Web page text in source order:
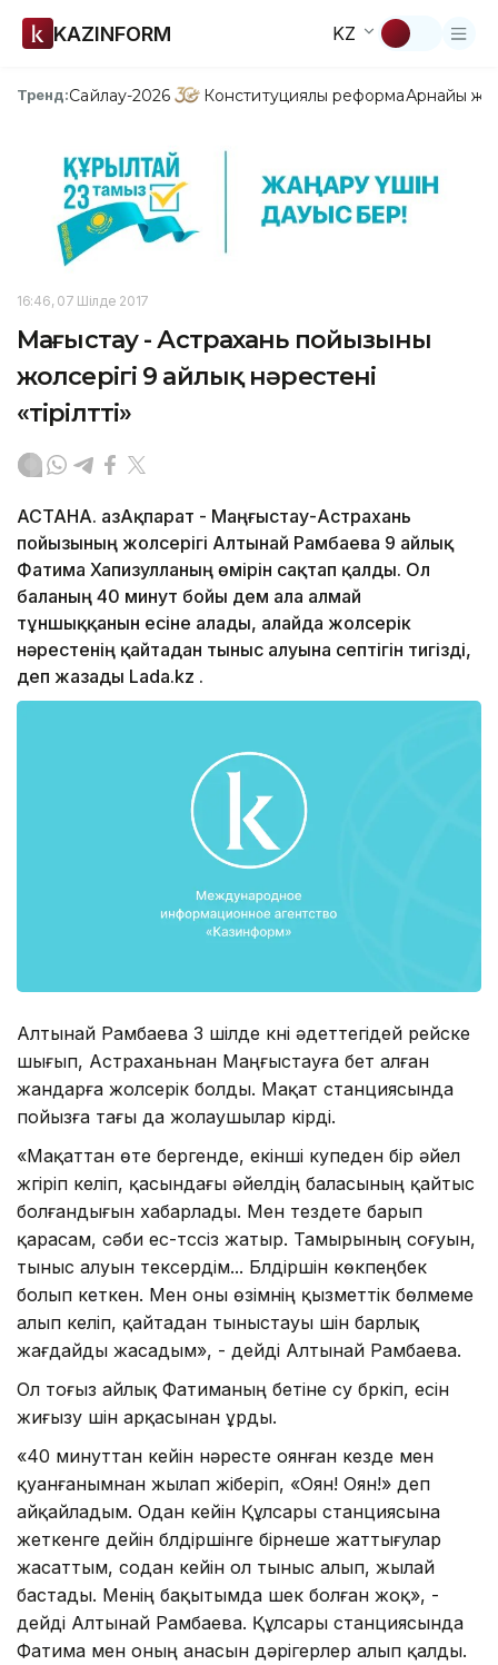
KAZINFORM KZ
Тренд:Сайлау-2026 Конституциялық реформаАрнайы
16:46, 07 Шілде 2017
Маңғыстау - Астрахань пойызының
жолсерігі 9 айлық нәрестені
«тірілтті»
АСТАНА. ҚазАқпарат - Маңғыстау-Астрахань
пойызының жолсерігі Алтынай Рамбаева 9 айлық
Фатима Хапизулланың өмірін сақтап қалды. Ол
баланың 40 минут бойы дем ала алмай
тұншыққанын есіне алады, алайда жолсерік
нәрестенің қайтадан тыныс алуына септігін тигізді,
деп жазады Lada.kz .
Алтынай Рамбаева 3 шілде күні әдеттегідей рейске
шығып, Астраханьнан Маңғыстауға бет алған
жандарға жолсерік болды. Мақат станциясында
пойызға тағы да жолаушылар кірді.
«Мақаттан өте бергенде, екінші купеден бір әйел
жүгіріп келіп, қасындағы әйелдің баласының қайтыс
болғандығын хабарлады. Мен тездете барып
қарасам, сәби ес-түссіз жатыр. Тамырының соғуын,
тыныс алуын тексердім... Бүлдіршін көкпеңбек
болып кеткен. Мен оны өзімнің қызметтік бөлмеме
алып келіп, қайтадан тыныстауы үшін барлық
жағдайды жасадым», - дейді Алтынай Рамбаева.
Ол тоғыз айлық Фатиманың бетіне су бүркіп, есін
жиғызу үшін арқасынан ұрды.
«40 минуттан кейін нәресте оянған кезде мен
қуанғанымнан жылап жіберіп, «Оян! Оян!» деп
айқайладым. Одан кейін Құлсары станциясына
жеткенге дейін бүлдіршінге бірнеше жаттығулар
жасаттым, содан кейін ол тыныс алып, жылай
бастады. Менің бақытымда шек болған жоқ», -
дейді Алтынай Рамбаева. Құлсары станциясында
Фатима мен оның анасын дәрігерлер алып қалды.